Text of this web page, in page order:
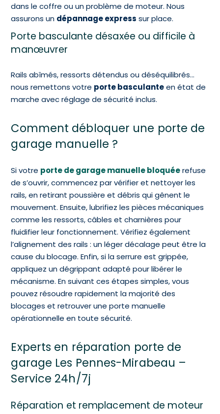
dans le coffre ou un problème de moteur. Nous
assurons un dépannage express sur place.
Porte basculante désaxée ou difficile à
manœuvrer
Rails abîmés, ressorts détendus ou déséquilibrés…
nous remettons votre porte basculanteen état de
marche avec réglage de sécurité inclus.
Comment débloquer une porte de
garage manuelle ?
Si votre porte de garage manuelle bloquéerefuse
de s’ouvrir, commencez par vérifier et nettoyer les
rails, en retirant poussière et débris qui gênent le
mouvement. Ensuite, lubrifiez les pièces mécaniques
comme les ressorts, câbles et charnières pour
fluidifier leur fonctionnement. Vérifiez également
l’alignement des rails : un léger décalage peut être la
cause du blocage. Enfin, si la serrure est grippée,
appliquez un dégrippant adapté pour libérer le
mécanisme. En suivant ces étapes simples, vous
pouvez résoudre rapidement la majorité des
blocages et retrouver une porte manuelle
opérationnelle en toute sécurité.
Experts en réparation porte de
garage Les Pennes-Mirabeau –
Service 24h/7j
Réparation et remplacement de moteur